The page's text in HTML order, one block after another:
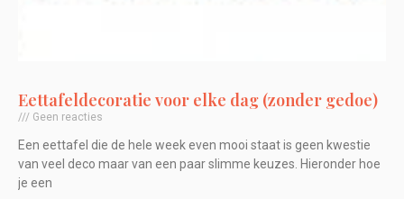
Eettafeldecoratie voor elke dag (zonder gedoe)
Geen reacties
Een eettafel die de hele week even mooi staat is geen kwestie
van veel deco maar van een paar slimme keuzes. Hieronder hoe
je een